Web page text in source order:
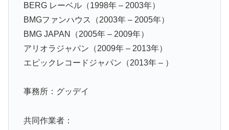
BERG レーベル（1998年 – 2003年）
BMGファンハウス（2003年 – 2005年）
BMG JAPAN（2005年 – 2009年）
アリオラジャパン（2009年 – 2013年）
エピックレコードジャパン（2013年 – ）
事務所：グッデイ
共同作業者：